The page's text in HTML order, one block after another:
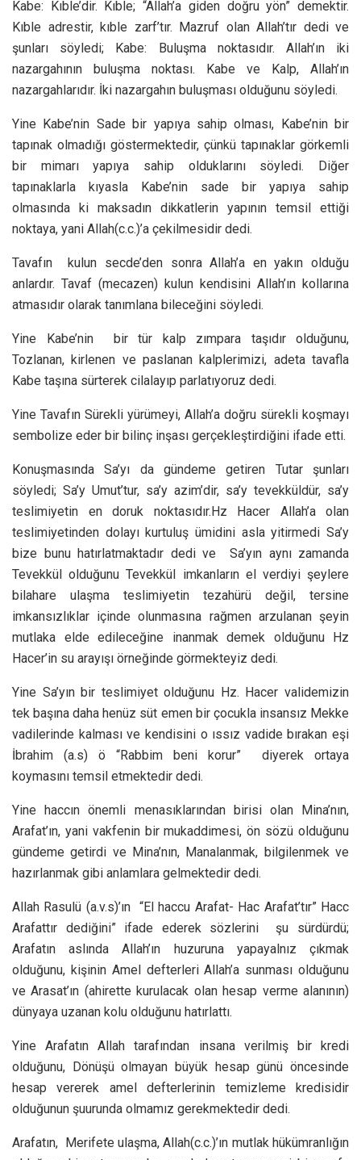
Kabe: Kıble’dir. Kıble; “Allah’a giden doğru yön” demektir.
Kıble adrestir, kıble zarf’tır. Mazruf olan Allah’tır dedi ve
şunları söyledi; Kabe: Buluşma noktasıdır. Allah’ın iki
nazargahının buluşma noktası. Kabe ve Kalp, Allah’ın
nazargahlarıdır. İki nazargahın buluşması olduğunu söyledi.
Yine Kabe’nin Sade bir yapıya sahip olması, Kabe’nin bir
tapınak olmadığı göstermektedir, çünkü tapınaklar görkemli
bir mimarı yapıya sahip olduklarını söyledi. Diğer
tapınaklarla kıyasla Kabe’nin sade bir yapıya sahip
olmasında ki maksadın dikkatlerin yapının temsil ettiği
noktaya, yani Allah(c.c.)’a çekilmesidir dedi.
Tavafın kulun secde’den sonra Allah’a en yakın olduğu
anlardır. Tavaf (mecazen) kulun kendisini Allah’ın kollarına
atmasıdır olarak tanımlana bileceğini söyledi.
Yine Kabe’nin bir tür kalp zımpara taşıdır olduğunu,
Tozlanan, kirlenen ve paslanan kalplerimizi, adeta tavafla
Kabe taşına sürterek cilalayıp parlatıyoruz dedi.
Yine Tavafın Sürekli yürümeyi, Allah’a doğru sürekli koşmayı
sembolize eder bir bilinç inşası gerçekleştirdiğini ifade etti.
Konuşmasında Sa’yı da gündeme getiren Tutar şunları
söyledi; Sa’y Umut’tur, sa’y azim’dir, sa’y tevekküldür, sa’y
teslimiyetin en doruk noktasıdır.Hz Hacer Allah’a olan
teslimiyetinden dolayı kurtuluş ümidini asla yitirmedi Sa’y
bize bunu hatırlatmaktadır dedi ve Sa’yın aynı zamanda
Tevekkül olduğunu Tevekkül imkanların el verdiyi şeylere
bilahare ulaşma teslimiyetin tezahürü değil, tersine
imkansızlıklar içinde olunmasına rağmen arzulanan şeyin
mutlaka elde edileceğine inanmak demek olduğunu Hz
Hacer’in su arayışı örneğinde görmekteyiz dedi.
Yine Sa’yın bir teslimiyet olduğunu Hz. Hacer validemizin
tek başına daha henüz süt emen bir çocukla insansız Mekke
vadilerinde kalması ve kendisini o ıssız vadide bırakan eşi
İbrahim (a.s) ö “Rabbim beni korur” diyerek ortaya
koymasını temsil etmektedir dedi.
Yine haccın önemli menasıklarından birisi olan Mina’nın,
Arafat’ın, yani vakfenin bir mukaddimesi, ön sözü olduğunu
gündeme getirdi ve Mina’nın, Manalanmak, bilgilenmek ve
hazırlanmak gibi anlamlara gelmektedir dedi.
Allah Rasulü (a.v.s)’ın “El haccu Arafat- Hac Arafat’tır” Hacc
Arafattır dediğini” ifade ederek sözlerini şu sürdürdü;
Arafatın aslında Allah’ın huzuruna yapayalnız çıkmak
olduğunu, kişinin Amel defterleri Allah’a sunması olduğunu
ve Arasat’ın (ahirette kurulacak olan hesap verme alanının)
dünyaya uzanan kolu olduğunu hatırlattı.
Yine Arafatın Allah tarafından insana verilmiş bir kredi
olduğunu, Dönüşü olmayan büyük hesap günü öncesinde
hesap vererek amel defterlerinin temizleme kredisidir
olduğunun şuurunda olmamız gerekmektedir dedi.
Arafatın, Merifete ulaşma, Allah(c.c.)’ın mutlak hükümranlığın